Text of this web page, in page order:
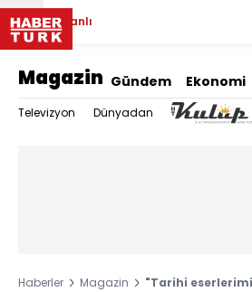
Canlı
Magazin Gündem Ekonomi
Televizyon Dünyadan
Haberler Magazin
"Tarihi